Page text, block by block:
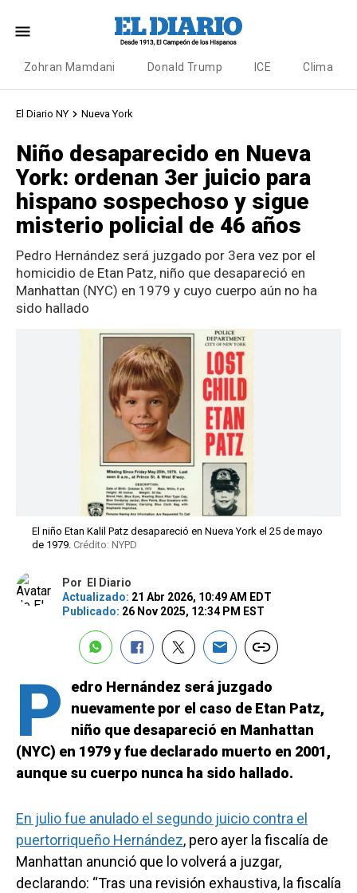
Zohran Mamdani Donald Trump ICE Clima
El Diario NY Nueva York
Niño desaparecido en Nueva
York: ordenan 3er juicio para
hispano sospechoso y sigue
misterio policial de 46 años
Pedro Hernández será juzgado por 3era vez por el
homicidio de Etan Patz, niño que desapareció en
Manhattan (NYC) en 1979 y cuyo cuerpo aún no ha
sido hallado
El niño Etan Kalil Patz desapareció en Nueva York el 25 de mayo
de 1979. Crédito: NYPD
Por
El Diario
Actualizado: 21 Abr 2026, 10:49 AM EDT
Publicado: 26 Nov 2025, 12:34 PM EST
P
edro Hernández será juzgado
nuevamente por el caso de Etan Patz,
niño que desapareció en Manhattan
(NYC) en 1979 y fue declarado muerto en 2001,
aunque su cuerpo nunca ha sido hallado.
En julio fue anulado el segundo juicio contra el
puertorriqueño Hernández, pero ayer la fiscalía de
Manhattan anunció que lo volverá a juzgar,
declarando: “Tras una revisión exhaustiva, la fiscalía